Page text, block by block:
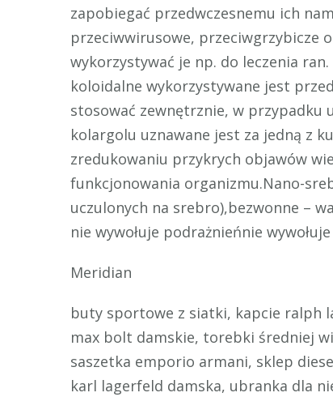
zapobiegać przedwczesnemu ich
przeciwwirusowe, przeciwgrzybicze
wykorzystywać je np. do leczenia
koloidalne wykorzystywane jest
stosować zewnętrznie, w przypadku
kolargolu uznawane jest za jedną z
zredukowaniu przykrych objawów
funkcjonowania organizmu.Nano-
uczulonych na srebro),bezwonne –
nie wywołuje podrażnieńnie
Meridian
buty sportowe z siatki, kapcie ralph
max bolt damskie, torebki średniej
saszetka emporio armani, sklep
karl lagerfeld damska, ubranka dla